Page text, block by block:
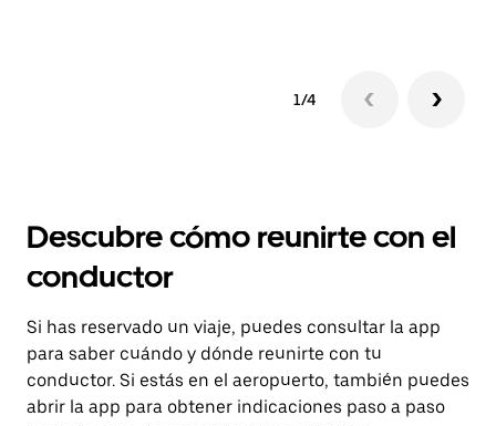
1/4
Descubre cómo reunirte con el
conductor
Si has reservado un viaje, puedes consultar la app
para saber cuándo y dónde reunirte con tu
conductor. Si estás en el aeropuerto, también puedes
abrir la app para obtener indicaciones paso a paso